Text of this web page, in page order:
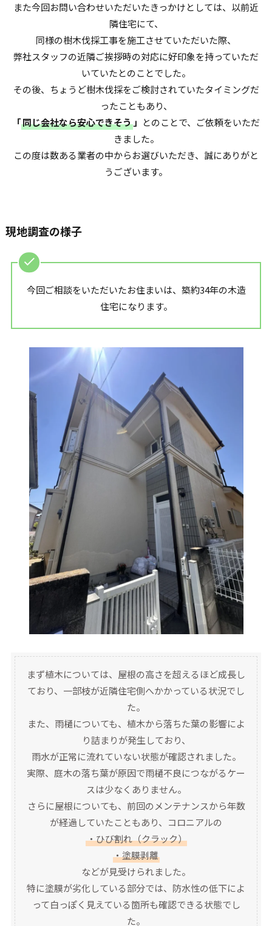
また今回お問い合わせいただいたきっかけとしては、以前近
隣住宅にて、
同様の樹木伐採工事を施工させていただいた際、
弊社スタッフの近隣ご挨拶時の対応に好印象を持っていただ
いていたとのことでした。
その後、ちょうど樹木伐採をご検討されていたタイミングだ
ったこともあり、
「同じ会社なら安心できそう 」 とのことで、ご依頼をいただ
きました。
この度は数ある業者の中からお選びいただき、誠にありがと
うございます。
現地調査の様子
今回ご相談をいただいたお住まいは、築約34年の木造
住宅になります。
まず植木については、屋根の高さを超えるほど成長し
ており、一部枝が近隣住宅側へかかっている状況でし
た。
また、雨樋についても、植木から落ちた葉の影響によ
り詰まりが発生しており、
雨水が正常に流れていない状態が確認されました。
実際、庭木の落ち葉が原因で雨樋不良につながるケー
スは少なくありません。
さらに屋根についても、前回のメンテナンスから年数
が経過していたこともあり、コロニアルの
・ひび割れ（クラック）
・塗膜剥離
などが見受けられました。
特に塗膜が劣化している部分では、防水性の低下によ
って白っぽく見えている箇所も確認できる状態でし
た。